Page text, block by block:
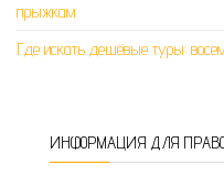
прыжкам
Где искать дешёвые туры:
ИНФОРМАЦИЯ ДЛЯ